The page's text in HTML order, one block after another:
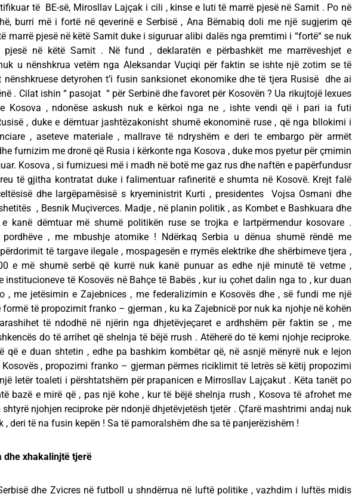
të BE-së, Mirosllav Lajçak i cili , kinse e luti të marrë pjesë në Samit . Po në
burri më i fortë në qeverinë e Serbisë , Ana Bërnabiq doli me një sugjerim që
marrë pjesë në këtë Samit duke i siguruar alibi dalës nga premtimi i “fortë“ se nuk
në këtë Samit . Në fund , deklaratën e përbashkët me marrëveshjet e
u nënshkrua vetëm nga Aleksandar Vuçiqi për faktin se ishte një zotim se të
nënshkruese detyrohen t’i fusin sanksionet ekonomike dhe të tjera Rusisë dhe ai
. Cilat ishin “ pasojat “ për Serbinë dhe favoret për Kosovën ? Ua rikujtojë lexues
Kosova , ndonëse askush nuk e kërkoi nga ne , ishte vendi që i pari ia futi
, duke e dëmtuar jashtëzakonisht shumë ekonominë ruse , që nga bllokimi i
, aseteve materiale , mallrave të ndryshëm e deri te embargo për armët
furnizim me dronë që Rusia i kërkonte nga Kosova , duke mos pyetur për çmimin
Kosova , si furnizuesi më i madh në botë me gaz rus dhe naftën e papërfundusr
të gjitha kontratat duke i falimentuar rafineritë e shumta në Kosovë. Krejt falë
dhe largëpamësisë s kryeministrit Kurti , presidentes Vojsa Osmani dhe
, Besnik Muçiverces. Madje , në planin politik , as Kombet e Bashkuara dhe
kanë dëmtuar më shumë politikën ruse se trojka e lartpërmendur kosovare .
pordhëve , me mbushje atomike ! Ndërkaq Serbia u dënua shumë rëndë me
të targave ilegale , mospagesën e rrymës elektrike dhe shërbimeve tjera ,
e më shumë serbë që kurrë nuk kanë punuar as edhe një minutë të vetme ,
institucioneve të Kosovës në Bahçe të Babës , kur iu çohet dalin nga to , kur duan
, me jetësimin e Zajebnices , me federalizimin e Kosovës dhe , së fundi me një
formë të propozimit franko – gjerman , ku ka Zajebnicë por nuk ka njohje në kohën
të ndodhë në njërin nga dhjetëvjeçaret e ardhshëm për faktin se , me
do të arrihet që shelnja të bëjë rrush . Atëherë do të kemi njohje reciproke.
që e duan shtetin , edhe pa bashkim kombëtar që, në asnjë mënyrë nuk e lejon
Kosovës , propozimi franko – gjerman përmes riciklimit të letrës së këtij propozimi
letër toaleti i përshtatshëm për prapanicen e Mirrosllav Lajçakut . Këta tanët po
bazë e mirë që , pas një kohe , kur të bëjë shelnja rrush , Kosova të afrohet me
shtyrë njohjen reciproke për ndonjë dhjetëvjetësh tjetër . Çfarë mashtrimi andaj nuk
, deri të na fusin kepën ! Sa të pamoralshëm dhe sa të panjerëzishëm !
dhe xhakalinjtë tjerë
dhe Zvicres në futboll u shndërrua në luftë politike , vazhdim i luftës midis